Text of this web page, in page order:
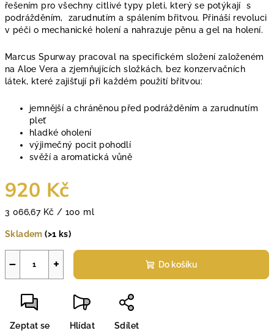
řešením pro všechny citlivé typy pleti, který se potýkají s
podrážděním, zarudnutím a spálením břitvou. Přináší revoluci
v péči o mechanické holení a nahrazuje pěnu a gel na holení.
Marcus Spurway pracoval na specifickém složení založeném
na Aloe Vera a zjemňujících složkách, bez konzervačních
látek, které zajišťují při každém použití břitvou:
jemnější a chráněnou před podrážděním a zarudnutím
pleť
hladké oholení
výjimečný pocit pohodlí
svěží a aromatická vůně
920 Kč
Měrná
3 066,67 Kč / 100 ml
Skladem(>1 ks)
+
− Do košíku
Zeptat se Hlídat Sdílet